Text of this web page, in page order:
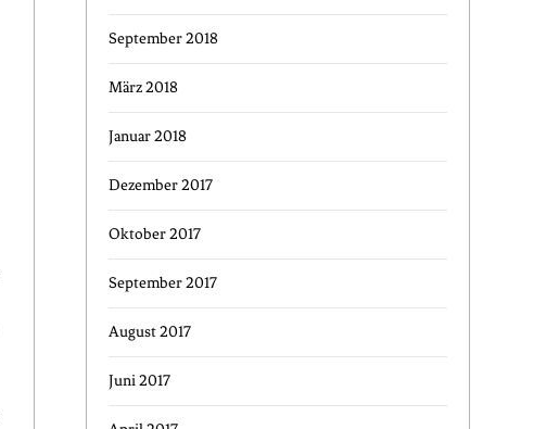
September 2018
März 2018
Januar 2018
Dezember 2017
Oktober 2017
September 2017
August 2017
Juni 2017